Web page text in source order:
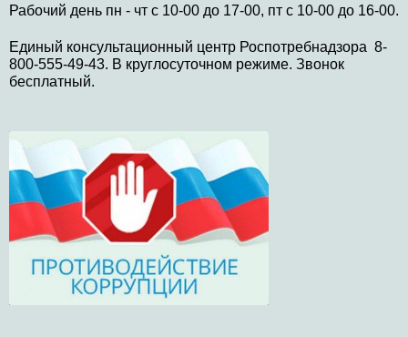
Рабочий день пн - чт с 10-00 до 17-00, пт с 10-00 до 16-00.
Единый консультационный центр Роспотребнадзора 8-
800-555-49-43. В круглосуточном режиме. Звонок
бесплатный.